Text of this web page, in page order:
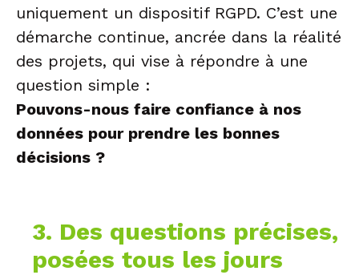
uniquement un dispositif RGPD. C’est une
démarche continue, ancrée dans la réalité
des projets, qui vise à répondre à une
question simple :
Pouvons-nous faire confiance à nos
données pour prendre les bonnes
décisions ?
3. Des questions précises,
posées tous les jours